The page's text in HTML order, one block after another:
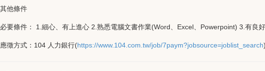
其他條件
必要條件： 1.細心、有上進心 2.熟悉電腦文書作業(Word、Excel、Powerpoint) 3.有
應徵方式：104 人力銀行(https://www.104.com.tw/job/7paym?jobsource=joblist_search)